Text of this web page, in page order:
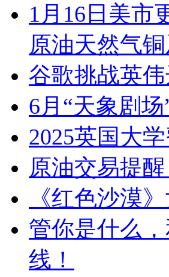
1月16日美市
原油天然气
谷歌挑战英
6月“天象剧
2025英国大
原油交易提
《红色沙漠
管你是什么
线！